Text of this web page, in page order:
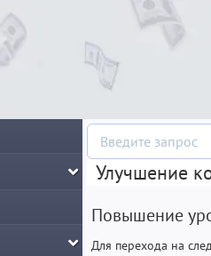
Улучшение
Повышение
Для перехода на